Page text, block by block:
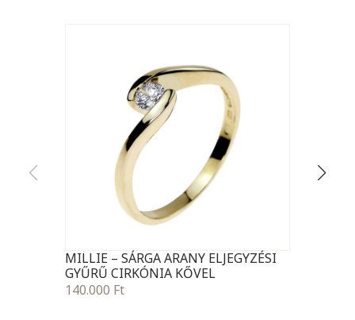
MILLIE – SÁRGA ARANY ELJEGYZÉSI
GYŰRŰ CIRKÓNIA KŐVEL
140.000 Ft